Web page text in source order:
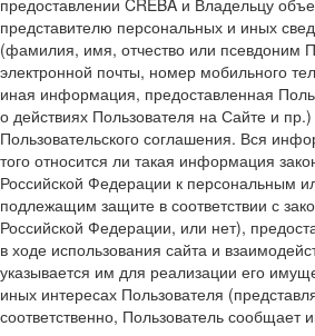
представителю персональных и иных
(фамилия, имя, отчество или псевдоним
электронной почты, номер мобильного
иная информация, предоставленная
о действиях Пользователя на Сайте и
Пользовательского соглашения. Вся
того относится ли такая информация
Российской Федерации к персональным
подлежащим защите в соответствии с
Российской Федерации, или нет),
в ходе использования сайта и
указывается им для реализации его
иных интересах Пользователя
соответственно, Пользователь